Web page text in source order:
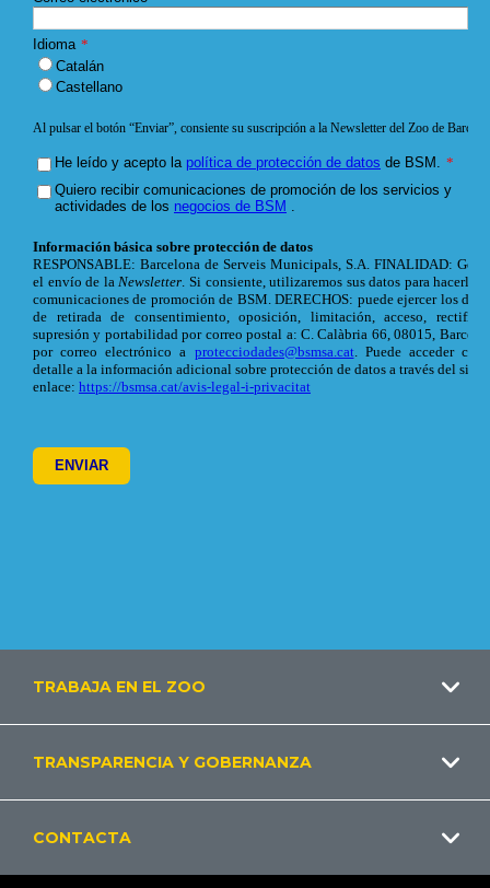
Footer
TRABAJA EN EL ZOO
TRANSPARENCIA Y GOBERNANZA
CONTACTA